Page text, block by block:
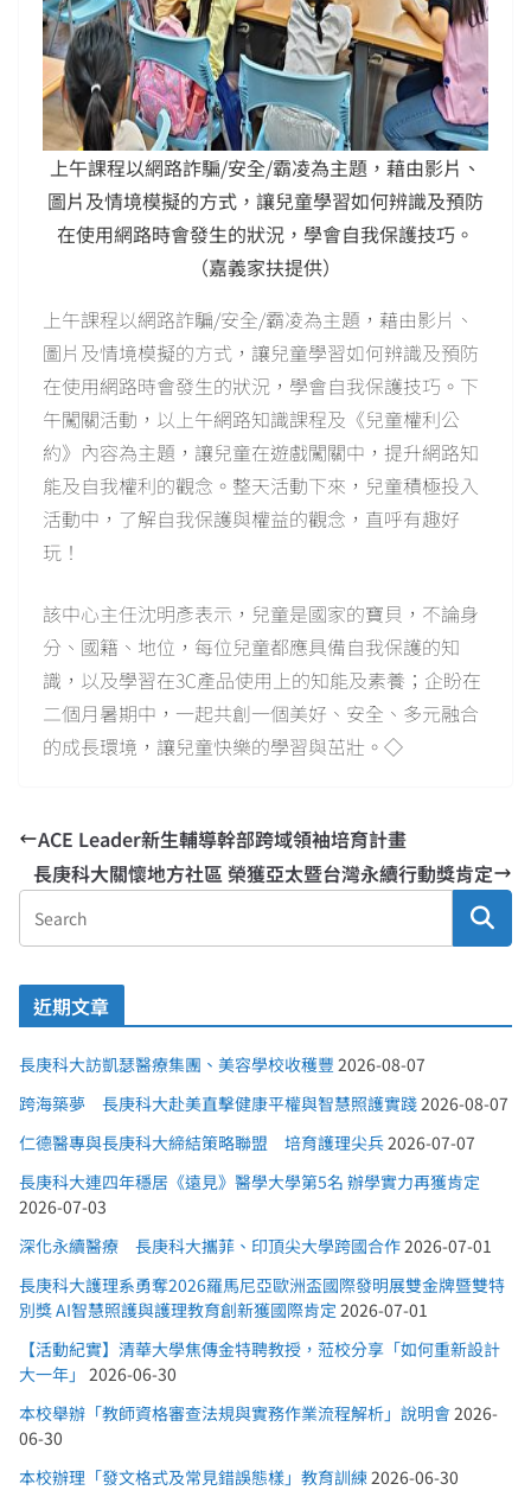
上午課程以網路詐騙/安全/霸凌為主題，藉由影片、
圖片及情境模擬的方式，讓兒童學習如何辨識及預防
在使用網路時會發生的狀況，學會自我保護技巧。
（嘉義家扶提供）
上午課程以網路詐騙/安全/霸凌為主題，藉由影片、
圖片及情境模擬的方式，讓兒童學習如何辨識及預防
在使用網路時會發生的狀況，學會自我保護技巧。下
午闖關活動，以上午網路知識課程及《兒童權利公
約》內容為主題，讓兒童在遊戲闖關中，提升網路知
能及自我權利的觀念。整天活動下來，兒童積極投入
活動中，了解自我保護與權益的觀念，直呼有趣好
玩！
該中心主任沈明彥表示，兒童是國家的寶貝，不論身
分、國籍、地位，每位兒童都應具備自我保護的知
識，以及學習在3C產品使用上的知能及素養；企盼在
二個月暑期中，一起共創一個美好、安全、多元融合
的成長環境，讓兒童快樂的學習與茁壯。◇
ACE Leader新生輔導幹部跨域領袖培育計畫
長庚科大關懷地方社區 榮獲亞太暨台灣永續行動獎肯定
近期文章
長庚科大訪凱瑟醫療集團、美容學校收穫豐 2026-08-07
跨海築夢 長庚科大赴美直擊健康平權與智慧照護實踐2026-08-07
仁德醫專與長庚科大締結策略聯盟 培育護理尖兵2026-07-07
長庚科大連四年穩居《遠見》醫學大學第5名 辦學實力再獲肯定
2026-07-03
深化永續醫療 長庚科大攜菲、印頂尖大學跨國合作2026-07-01
長庚科大護理系勇奪2026羅馬尼亞歐洲盃國際發明展雙金牌暨雙特
別獎 AI智慧照護與護理教育創新獲國際肯定 2026-07-01
【活動紀實】清華大學焦傳金特聘教授，蒞校分享「如何重新設計
大一年」 2026-06-30
本校舉辦「教師資格審查法規與實務作業流程解析」說明會2026-
06-30
本校辦理「發文格式及常見錯誤態樣」教育訓練2026-06-30